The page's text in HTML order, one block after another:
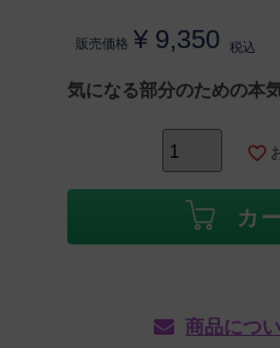
販売価格 ¥ 9,350 税込
気になる部分のための本
カ
商品につ